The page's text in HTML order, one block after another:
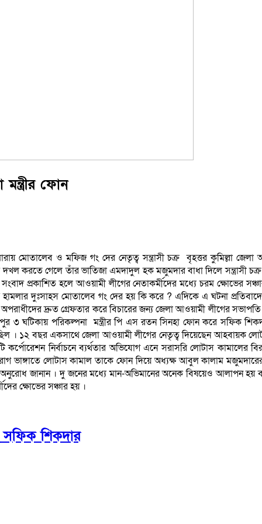
ফোন
মোতালেব ও মফিজ গং দের নেতৃত্ব সন্ত্রাসী চক্র বৃহত্তর কুমিল্লা
দখল করতে গেলে তাঁর ভাতিজা এমদাদুল হক মজুমদার বাধা দিলে সন্ত্রাসী
প্রকাশিত হলে আওয়ামী লীগের নেতাকর্মীদের মধ্যে চরম ক্ষোভের
দুঃসাহস মোতালেব গং দের হয় কি করে ? এদিকে এ ঘটনা প্রতিবাদে
দ্রুত গ্রেফতার করে বিচারের জন্য জেলা আওয়ামী লীগের
ঘটিকায় পরিকল্পনা মন্ত্রীর পি এস রতন সিনহা ফোন করে সফিক
। ১২ বছর একসাথে জেলা আওয়ামী লীগের নেতৃত্ব দিয়েছেন
নির্বাচনে ব্যর্থতার অভিযোগ এনে সরাসরি লোটাস কামালের
ভাঙ্গাতে লোটাস কামাল তাকে ফোন দিয়ে অধ্যক্ষ আবুল কালাম
জানান । দু জনের মধ্যে মান-অভিমানের অনেক বিষয়েও আলাপন হয়
ক্ষোভের সঞ্চার হয় ।
সফিক শিকদার